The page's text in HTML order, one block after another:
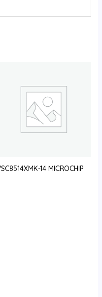
14 MICROCHIP